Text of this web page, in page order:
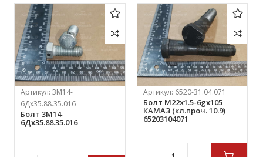
Артикул:3М14-
6Дх35.88.35.016
Болт 3М14-
6Дх35.88.35.016
Артикул: 6520-31.04.071
Болт М22х1.5-6gx105
КАМАЗ (кл.проч. 10.9)
65203104071